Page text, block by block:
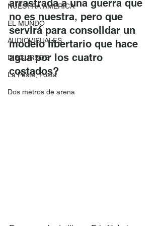
NUESTRA AMERICA
EL MUNDO
AUDIOVISUALES
DISCURSOS
La Peste, Posta
Dos metros de arena
arrastrada a una guerra que
no es nuestra, pero que
servirá para consolidar un
modelo libertario que hace
agua por los cuatro
costados?